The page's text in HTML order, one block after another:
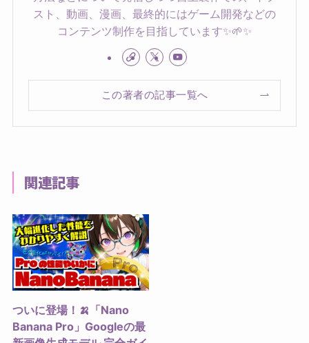
スト、動画、漫画、最終的にはゲーム開発などの
コンテンツ制作を目指しています✨🌱✨
この著者の記事一覧へ
関連記事
ついに登場！🍌「Nano
Banana Pro」Googleの最